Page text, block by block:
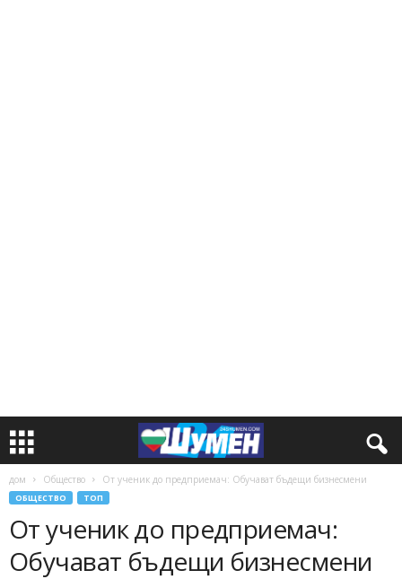
дом Общество От ученик до предприемач: Обучават бъдещи бизнесмени
ОБЩЕСТВО ТОП
От ученик до предприемач:
Обучават бъдещи бизнесмени